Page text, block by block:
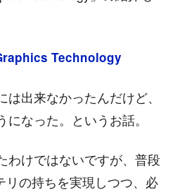
Technology
出来なかったんだけど、
なった。というお話。
わけではないですが、普段
リの持ちを実現しつつ、必